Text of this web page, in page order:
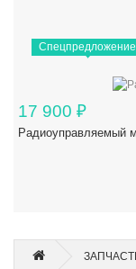
Спецпредложение
17 900 ₽
Радиоуправляемый